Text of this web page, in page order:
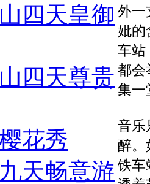
四天皇御
四天尊贵
花秀
天畅意游
外一
妣的
车站
都会
集一
音乐
醉。
铁车